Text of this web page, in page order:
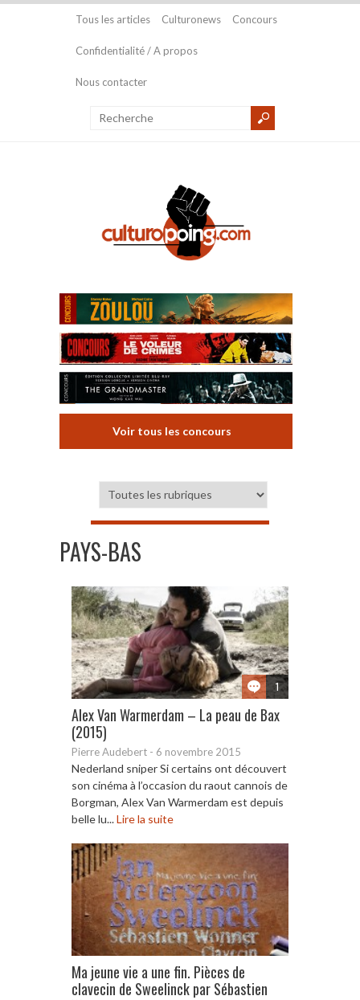
Tous les articles Culturonews Concours
Confidentialité / A propos
Nous contacter
Voir tous les concours
PAYS-BAS
1
Alex Van Warmerdam – La peau de Bax
(2015)
Pierre Audebert - 6 novembre 2015
Nederland sniper Si certains ont découvert
son cinéma à l’occasion du raout cannois de
Borgman, Alex Van Warmerdam est depuis
belle lu...Lire la suite
Ma jeune vie a une fin. Pièces de
clavecin de Sweelinck par Sébastien